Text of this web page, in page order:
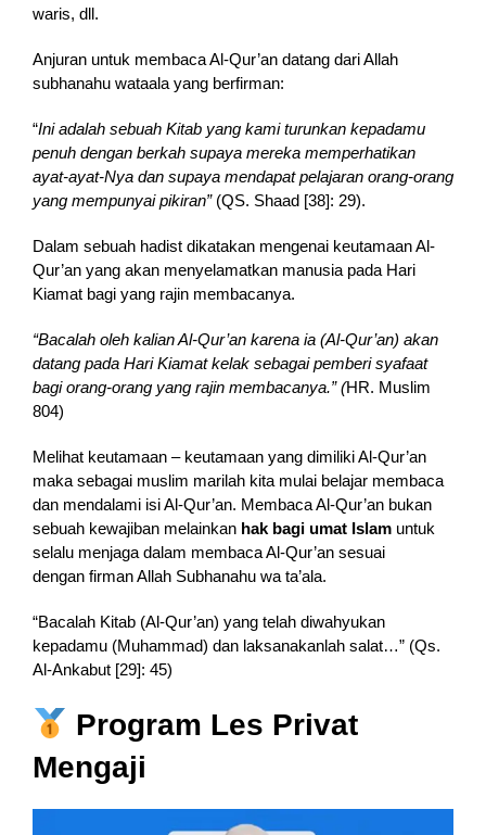
waris, dll.
Anjuran untuk membaca Al-Qur’an datang dari Allah
subhanahu wataala yang berfirman:
“Ini adalah sebuah Kitab yang kami turunkan kepadamu
penuh dengan berkah supaya mereka memperhatikan
ayat-ayat-Nya dan supaya mendapat pelajaran orang-orang
yang mempunyai pikiran” (QS. Shaad [38]: 29).
Dalam sebuah hadist dikatakan mengenai keutamaan Al-
Qur’an yang akan menyelamatkan manusia pada Hari
Kiamat bagi yang rajin membacanya.
“Bacalah oleh kalian Al-Qur’an karena ia (Al-Qur’an) akan
datang pada Hari Kiamat kelak sebagai pemberi syafaat
bagi orang-orang yang rajin membacanya.” (HR. Muslim
804)
Melihat keutamaan – keutamaan yang dimiliki Al-Qur’an
maka sebagai muslim marilah kita mulai belajar membaca
dan mendalami isi Al-Qur’an. Membaca Al-Qur’an bukan
sebuah kewajiban melainkan hak bagi umat Islamuntuk
selalu menjaga dalam membaca Al-Qur’an sesuai
dengan firman Allah Subhanahu wa ta’ala.
“Bacalah Kitab (Al-Qur’an) yang telah diwahyukan
kepadamu (Muhammad) dan laksanakanlah salat…” (Qs.
Al-Ankabut [29]: 45)
Program Les Privat
Mengaji